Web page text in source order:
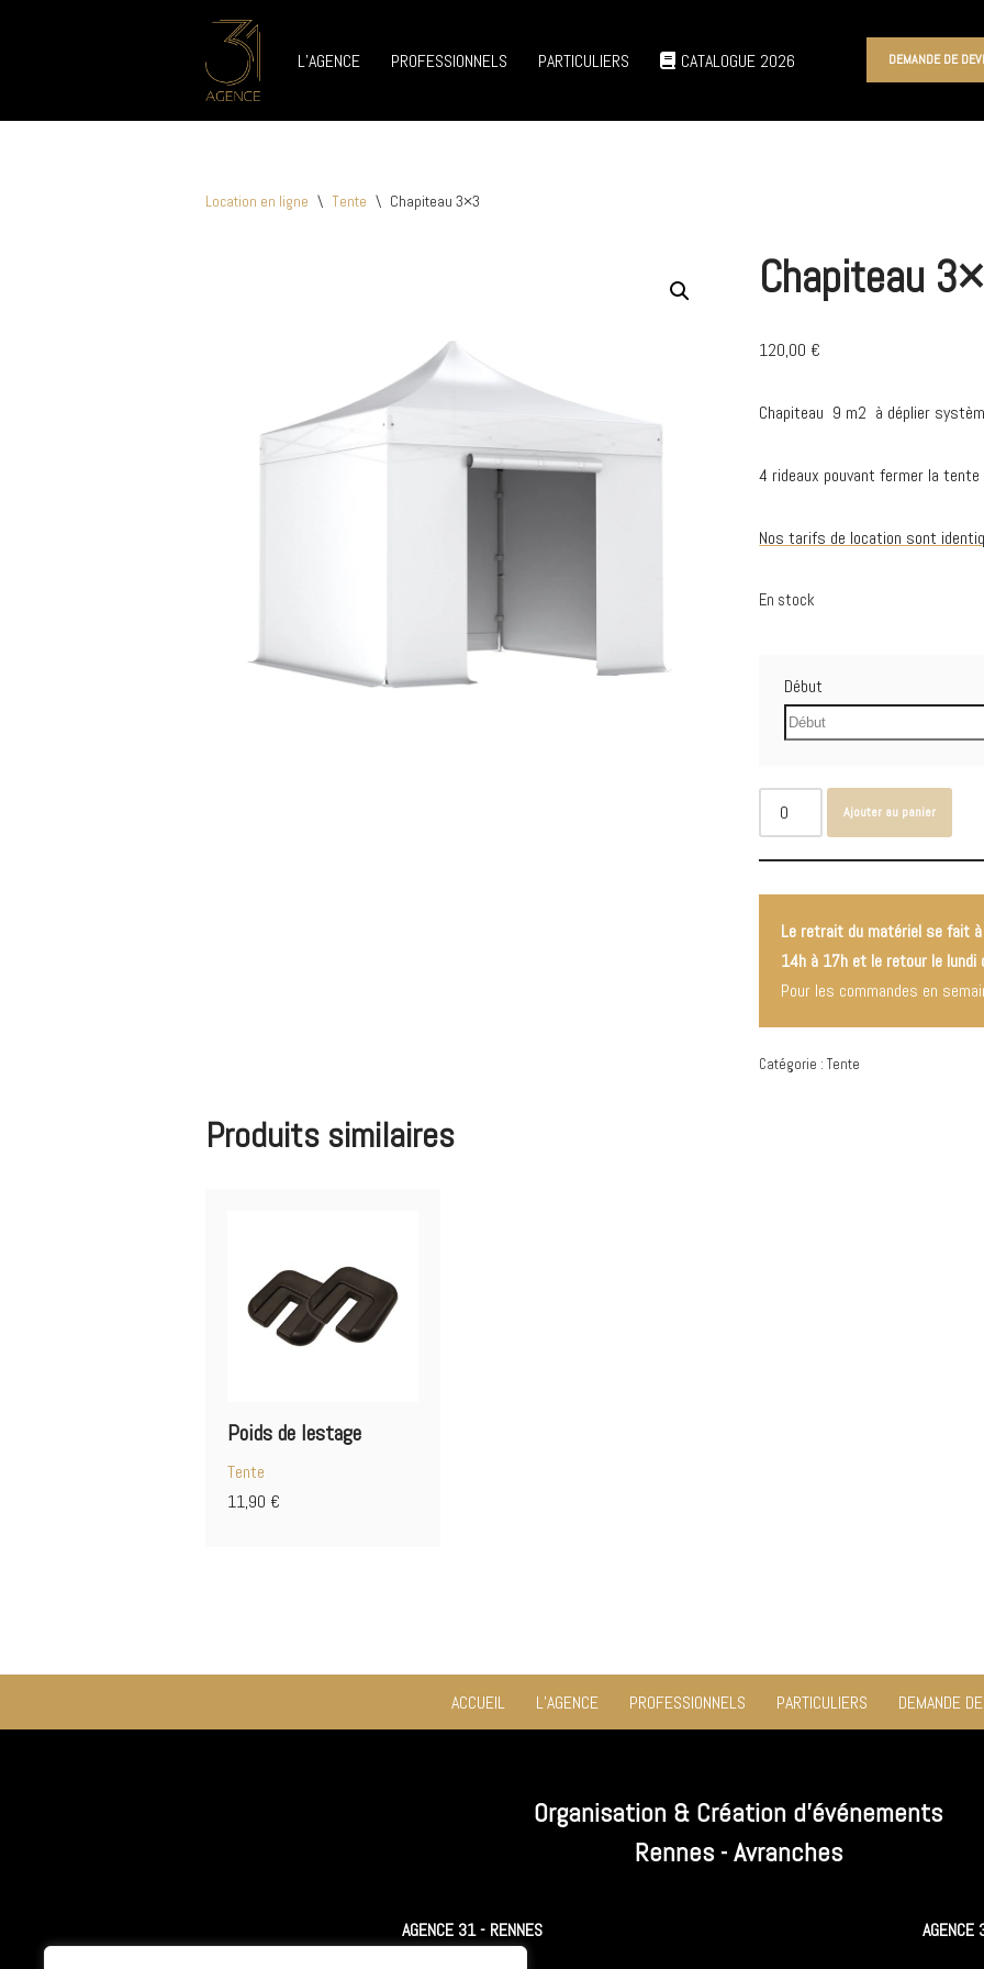
contenu
L’AGENCE PROFESSIONNELS PARTICULIERS CATALOGUE 2026 DEMANDE DE
Location en ligne \ Tente \ Chapiteau 3×3
Chapiteau
120,00 €
Chapiteau 9 m2 à déplier
4 rideaux pouvant fermer la tente
Nos tarifs de location sont
En stock
Début
Ajouter au panier
Le retrait du matériel se fait à
14h à 17h et le retour le lundi
Pour les commandes en
Catégorie :Tente
Produits similaires
Poids de lestage
Tente
11,90 €
ACCUEIL L’AGENCE PROFESSIONNELS PARTICULIERS DEMANDE
Organisation & Création d'événements
Rennes - Avranches
AGENCE 31 - RENNES AGENCE